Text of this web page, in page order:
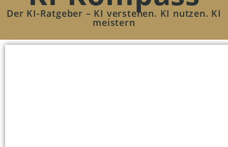
Der KI-Ratgeber – KI verstehen. KI nutzen. KI
meistern